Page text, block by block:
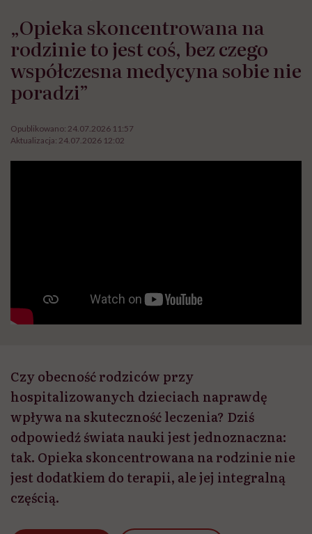
„Opieka skoncentrowana na
rodzinie to jest coś, bez czego
współczesna medycyna sobie nie
poradzi”
Opublikowano: 24.07.2026 11:57
Aktualizacja: 24.07.2026 12:02
Czy obecność rodziców przy
hospitalizowanych dzieciach naprawdę
wpływa na skuteczność leczenia? Dziś
odpowiedź świata nauki jest jednoznaczna:
tak. Opieka skoncentrowana na rodzinie nie
jest dodatkiem do terapii, ale jej integralną
częścią.